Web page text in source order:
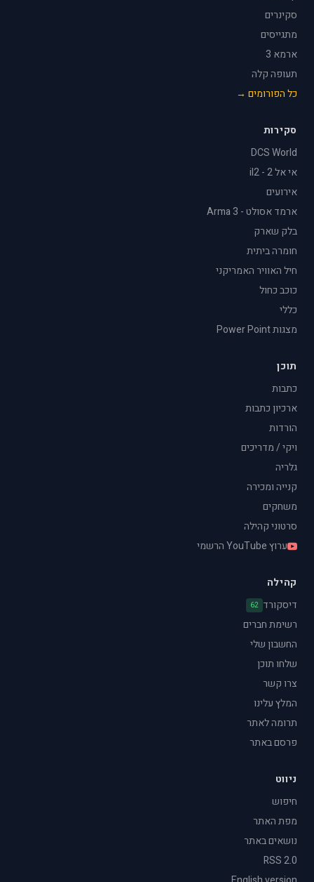
סקינרים
מתגייסים
ארמא 3
תעופה קלה
כל הפורומים →
סקירות
DCS World
אי אל 2 - il2
אירועים
ארמד אסולט - Arma 3
בלק שארק
חומרה ביתית
חיל האוויר האמריקני
כוכב כחול
כללי
מצגות Power Point
תוכן
כתבות
ארכיון כתבות
הורדות
ויקי / מדריכים
גלריה
קנייה ומכירה
משחקים
סרטוני קהילה
ערוץ YouTube הרשמי
קהילה
דיסקורד 62
רשימת חברים
החשבון שלי
שלחו תוכן
צרו קשר
המלץ עלינו
תרומה לאתר
פרסם באתר
ניווט
חיפוש
מפת האתר
נושאים באתר
RSS 2.0